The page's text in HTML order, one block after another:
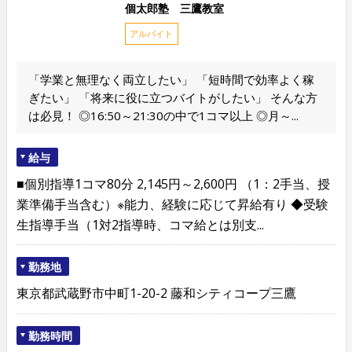
個太郎塾 三鷹教室
アルバイト
「学業と無理なく両立したい」 「短時間で効率よく稼
ぎたい」 「将来に役に立つバイトがしたい」 そんな方
は必見！ ◎16:50～21:30の中で1コマ以上 ◎月～...
給与
■個別指導1コマ80分 2,145円～2,600円 （1：2手当、授
業準備手当含む）※能力、経験に応じて昇給有り ◆受験
生指導手当（1対2指導時、コマ給とは別支...
勤務地
東京都武蔵野市中町1-20-2 藤和シティコープ三鷹
勤務時間